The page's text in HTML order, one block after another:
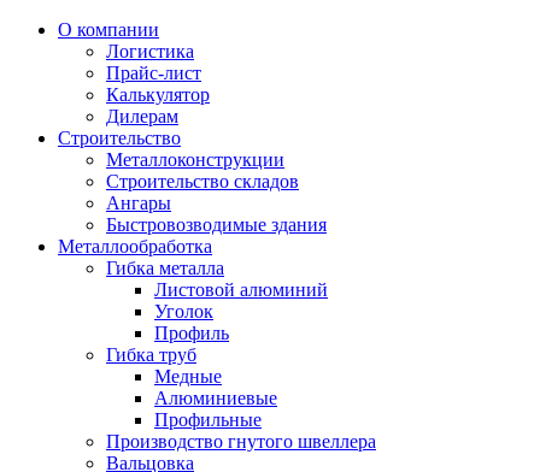
О компании
Логистика
Прайс-лист
Калькулятор
Дилерам
Строительство
Металлоконструкции
Строительство складов
Ангары
Быстровозводимые здания
Металлообработка
Гибка металла
Листовой алюминий
Уголок
Профиль
Гибка труб
Медные
Алюминиевые
Профильные
Производство гнутого швеллера
Вальцовка